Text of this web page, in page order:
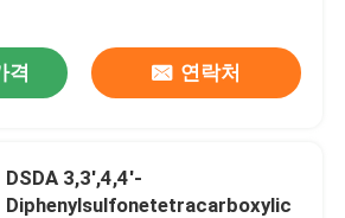
격 연락처
DSDA 3,3',4,4'-
Diphenylsulfonetetracarboxylic